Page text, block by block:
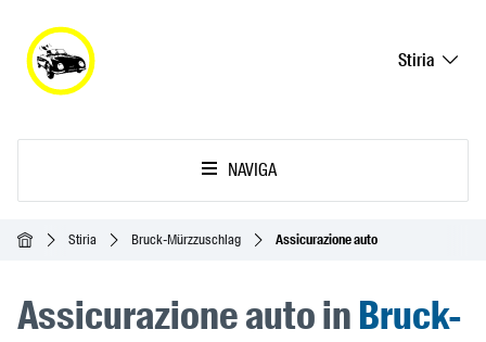
Stiria
NAVIGA
Home Stiria Bruck-Mürzzuschlag Assicurazione auto
Assicurazione auto inBruck-